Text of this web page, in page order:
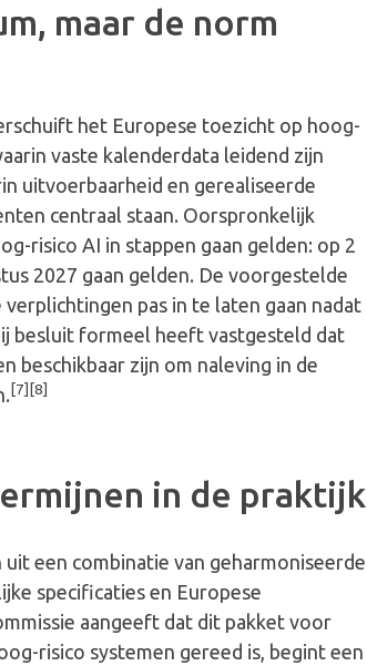
maar de norm
het Europese toezicht op hoog-
vaste kalenderdata leidend zijn
uitvoerbaarheid en gerealiseerde
centraal staan. Oorspronkelijk
risico AI in stappen gaan gelden: op 2
2027 gaan gelden. De voorgestelde
pas in te laten gaan nadat
besluit formeel heeft vastgesteld dat
beschikbaar zijn om naleving in de
. [7][8]
in de praktijk
een combinatie van geharmoniseerde
specificaties en Europese
aangeeft dat dit pakket voor
risico systemen gereed is, begint een